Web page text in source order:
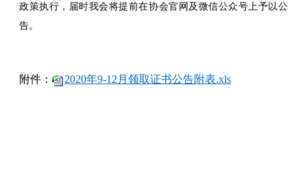
政策执行，届时我会将提前在协会官网及微信公众号上予以公
告。
附件： 2020年9-12月领取证书公告附表.xls